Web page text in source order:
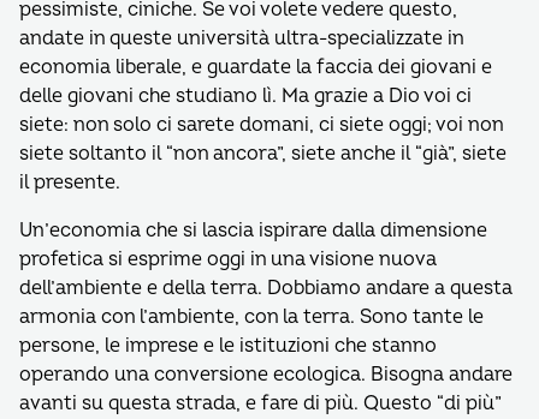
pessimiste, ciniche. Se voi volete vedere questo,
andate in queste università ultra-specializzate in
economia liberale, e guardate la faccia dei giovani e
delle giovani che studiano lì. Ma grazie a Dio voi ci
siete: non solo ci sarete domani, ci siete oggi; voi non
siete soltanto il “non ancora”, siete anche il “già”, siete
il presente.
Un’economia che si lascia ispirare dalla dimensione
profetica si esprime oggi in una visione nuova
dell’ambiente e della terra. Dobbiamo andare a questa
armonia con l’ambiente, con la terra. Sono tante le
persone, le imprese e le istituzioni che stanno
operando una conversione ecologica. Bisogna andare
avanti su questa strada, e fare di più. Questo “di più”